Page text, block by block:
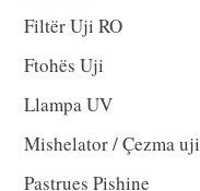
Filtër Uji RO
Ftohës Uji
Llampa UV
Mishelator / Çezma uji
Pastrues Pishine